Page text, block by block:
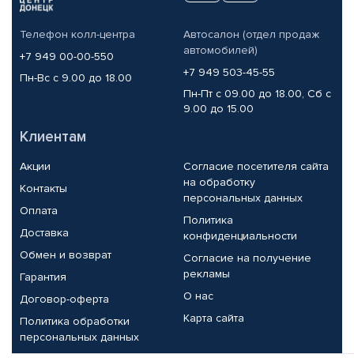
Телефон колл-центра
+7 949 00-00-550
Пн-Вс с 9.00 до 18.00
Автосалон (отдел продаж
автомобилей)
+7 949 503-45-55
Пн-Пт с 09.00 до 18.00, Сб с
9.00 до 15.00
Клиентам
Акции
Контакты
Оплата
Доставка
Обмен и возврат
Гарантия
Договор-оферта
Политика обработки
персональных данных
Согласие посетителя сайта
на обработку
персональных данных
Политика
конфиденциальности
Согласие на получение
рекламы
О нас
Карта сайта